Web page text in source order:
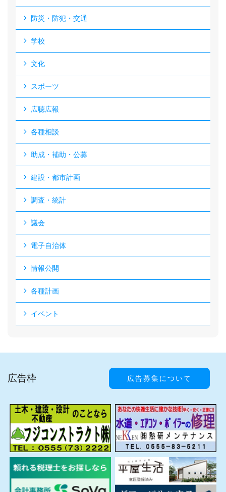
防災・防犯・交通
学校
文化
スポーツ
広聴広報
各種相談
助成・補助・公募
建設・都市計画
調査・統計
議会
電子自治体
情報公開
各種計画
イベント
広告枠 広告募集について